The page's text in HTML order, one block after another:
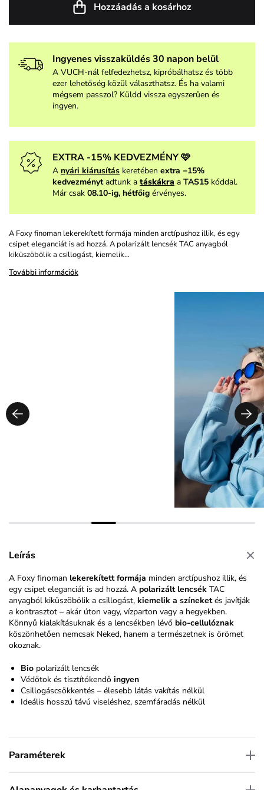
Hozzáadás a kosárhoz
Ingyenes visszaküldés 30 napon belül
A VUCH-nál felfedezhetsz, kipróbálhatsz és több
ezer lehetőség közül választhatsz. És ha valami
mégsem passzol? Küldd vissza egyszerűen és
ingyen.
EXTRA -15% KEDVEZMÉNY 🩷
A nyári kiárusítás keretében extra −15%
kedvezménytadtunk a táskákra a TAS15 kóddal.
Már csak 08.10-ig, hétfőig érvényes.
A Foxy finoman lekerekített formája minden arctípushoz illik, és egy
csipet eleganciát is ad hozzá. A polarizált lencsék TAC anyagból
kiküszöbölik a csillogást, kiemelik…
További információk
Leírás
A Foxy finoman lekerekített formája minden arctípushoz illik, és
egy csipet eleganciát is ad hozzá. A polarizált lencsék TAC
anyagból kiküszöbölik a csillogást, kiemelik a színeketés javítják
a kontrasztot – akár úton vagy, vízparton vagy a hegyekben.
Könnyű kialakításuknak és a lencsékben lévő bio-cellulóznak
köszönhetően nemcsak Neked, hanem a természetnek is örömet
okoznak.
Bio polarizált lencsék
Védőtok és tisztítókendő ingyen
Csillogáscsökkentés – élesebb látás vakítás nélkül
Ideális hosszú távú viseléshez, szemfáradás nélkül
Paraméterek